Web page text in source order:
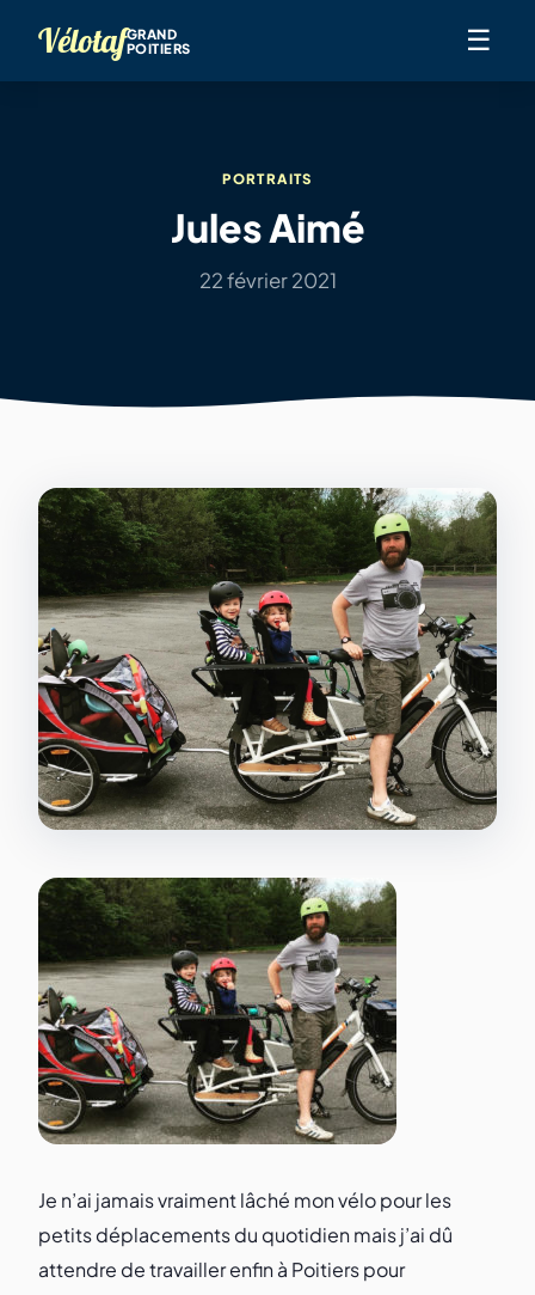
VélotafGRAND
POITIERS
☰
PORTRAITS
Jules Aimé
22 février 2021
Je n’ai jamais vraiment lâché mon vélo pour les
petits déplacements du quotidien mais j’ai dû
attendre de travailler enfin à Poitiers pour